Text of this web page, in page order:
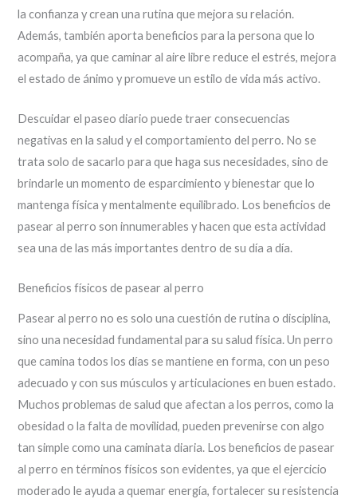
la confianza y crean una rutina que mejora su relación.
Además, también aporta beneficios para la persona que lo
acompaña, ya que caminar al aire libre reduce el estrés, mejora
el estado de ánimo y promueve un estilo de vida más activo.
Descuidar el paseo diario puede traer consecuencias
negativas en la salud y el comportamiento del perro. No se
trata solo de sacarlo para que haga sus necesidades, sino de
brindarle un momento de esparcimiento y bienestar que lo
mantenga física y mentalmente equilibrado. Los beneficios de
pasear al perro son innumerables y hacen que esta actividad
sea una de las más importantes dentro de su día a día.
Beneficios físicos de pasear al perro
Pasear al perro no es solo una cuestión de rutina o disciplina,
sino una necesidad fundamental para su salud física. Un perro
que camina todos los días se mantiene en forma, con un peso
adecuado y con sus músculos y articulaciones en buen estado.
Muchos problemas de salud que afectan a los perros, como la
obesidad o la falta de movilidad, pueden prevenirse con algo
tan simple como una caminata diaria. Los beneficios de pasear
al perro en términos físicos son evidentes, ya que el ejercicio
moderado le ayuda a quemar energía, fortalecer su resistencia